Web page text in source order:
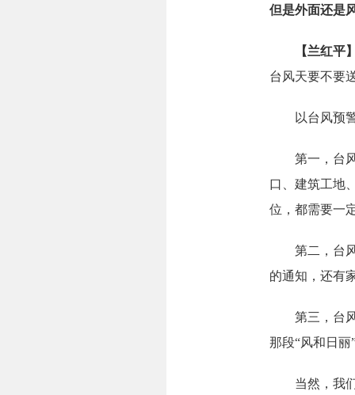
但是外面还是
【兰红平
台风天要不要
以台风预警
第一，台
口、建筑工地
位，都需要一
第二，台风
的通知，还有
第三，台风
那段“风和日
当然，我们